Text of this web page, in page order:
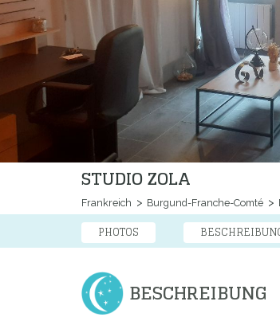
STUDIO ZOLA
Frankreich Burgund-Franche-Comté
PHOTOS
BESCHREIBUNG